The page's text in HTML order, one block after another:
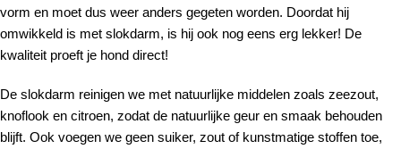
vorm en moet dus weer anders gegeten worden. Doordat hij
omwikkeld is met slokdarm, is hij ook nog eens erg lekker! De
kwaliteit proeft je hond direct!
De slokdarm reinigen we met natuurlijke middelen zoals zeezout,
knoflook en citroen, zodat de natuurlijke geur en smaak behouden
blijft. Ook voegen we geen suiker, zout of kunstmatige stoffen toe,